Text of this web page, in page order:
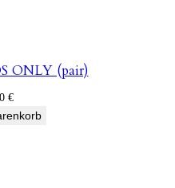
ONLY (pair)
€